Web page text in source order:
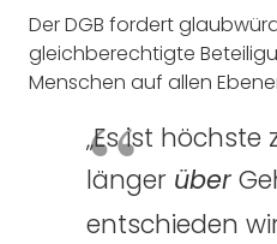
Der DGB fordert
gleichberechtigte
Menschen auf allen
„Es ist höchste
länger über
entschieden